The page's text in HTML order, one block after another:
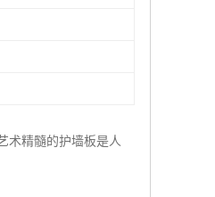
术精髓的护墙板是人